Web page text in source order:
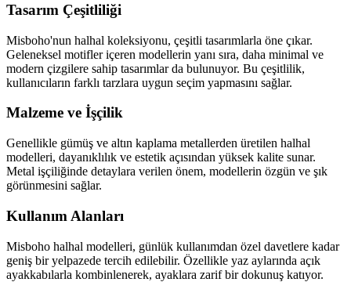
Tasarım Çeşitliliği
Misboho'nun halhal koleksiyonu, çeşitli tasarımlarla öne çıkar.
Geleneksel motifler içeren modellerin yanı sıra, daha minimal ve
modern çizgilere sahip tasarımlar da bulunuyor. Bu çeşitlilik,
kullanıcıların farklı tarzlara uygun seçim yapmasını sağlar.
Malzeme ve İşçilik
Genellikle gümüş ve altın kaplama metallerden üretilen halhal
modelleri, dayanıklılık ve estetik açısından yüksek kalite sunar.
Metal işçiliğinde detaylara verilen önem, modellerin özgün ve şık
görünmesini sağlar.
Kullanım Alanları
Misboho halhal modelleri, günlük kullanımdan özel davetlere kadar
geniş bir yelpazede tercih edilebilir. Özellikle yaz aylarında açık
ayakkabılarla kombinlenerek, ayaklara zarif bir dokunuş katıyor.